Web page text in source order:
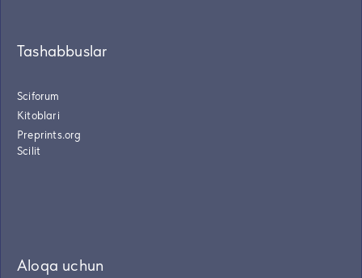
Tashabbuslar
Sciforum
Kitoblari
Preprints.org
Scilit
Aloqa uchun